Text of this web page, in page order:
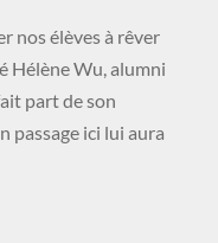
nos élèves à rêver
Hélène Wu, alumni
part de son
passage ici lui aura